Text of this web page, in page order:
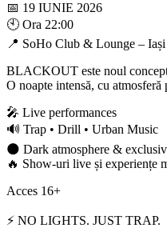
📅 19 IUNIE 2026
🕙 Ora 22:00
📍 SoHo Club & Lounge – Iași
BLACKOUT este noul
O noapte intensă, cu
🎤 Live performances
🔊 Trap • Drill • Urban Music
🌑 Dark atmosphere &
🔥 Show-uri live și experiențe
Acces 16+
⚡ NO LIGHTS. JUST TRAP.